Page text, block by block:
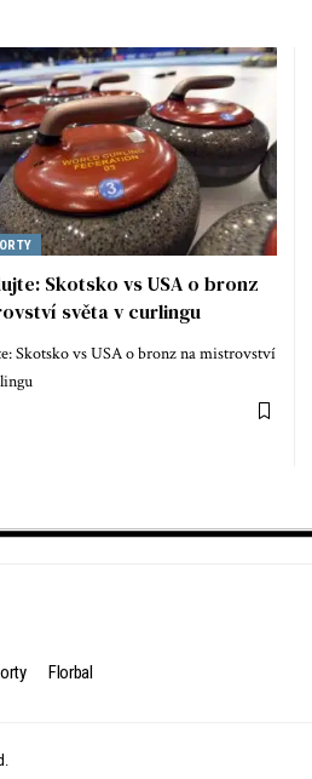
Skotsko vs USA o bronz
světa v curlingu
Skotsko vs USA o bronz na mistrovství
Florbal